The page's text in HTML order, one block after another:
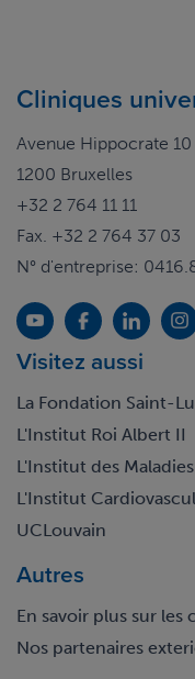
Cliniques
Avenue Hippocrate 10
1200 Bruxelles
+32 2 764 11 11
Fax. +32 2 764 37 03
N° d'entreprise:
Visitez aussi
La Fondation Saint-
L'Institut Roi Albert II
L'Institut des Maladies
L'Institut
UCLouvain
Autres
En savoir plus sur les
Nos partenaires